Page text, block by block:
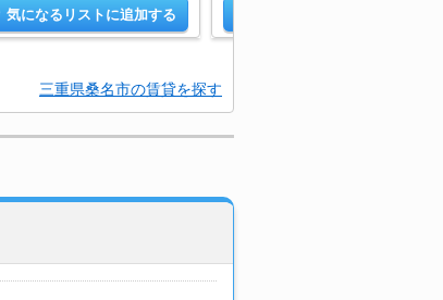
気になるリストに追加する
三重県桑名市の賃貸を探す